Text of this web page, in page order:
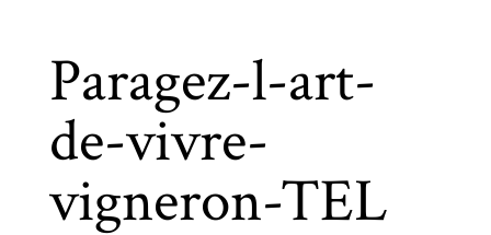
Paragez-l-art-
de-vivre-
vigneron-TEL